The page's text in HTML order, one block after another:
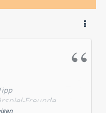
Freunde